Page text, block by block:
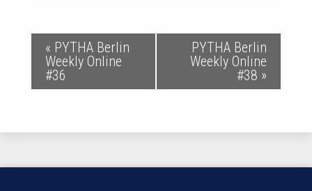
a
« PYTHA Berlin
Weekly Online
#36
PYTHA Berlin
Weekly Online
#38 »